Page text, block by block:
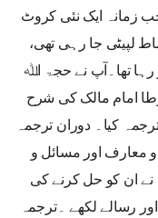
جب زمانہ ایک نئی کروٹ
لپیٹی جا رہی تھی،
رہا تھا۔آپ نے حجۃ اﷲ
امام مالک کی شرح
کیا۔ دوران ترجمہ
اور مسائل و
ان کو حل کرنے کی
رسالے لکھے ۔ترجمہ